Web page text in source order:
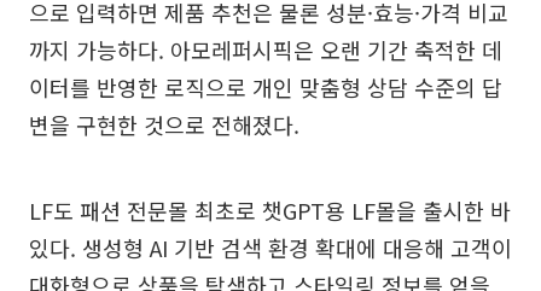
으로 입력하면 제품 추천은 물론 성분·효능·가격 비교
까지 가능하다. 아모레퍼시픽은 오랜 기간 축적한 데
이터를 반영한 로직으로 개인 맞춤형 상담 수준의 답
변을 구현한 것으로 전해졌다.
LF도 패션 전문몰 최초로 챗GPT용 LF몰을 출시한 바
있다. 생성형 AI 기반 검색 환경 확대에 대응해 고객이